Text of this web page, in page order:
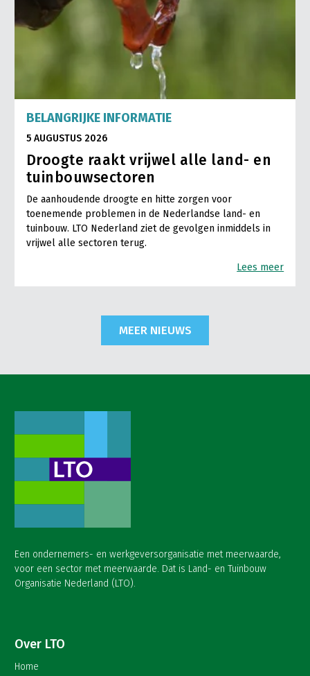
BELANGRIJKE INFORMATIE
5 AUGUSTUS 2026
Droogte raakt vrijwel alle land- en
tuinbouwsectoren
De aanhoudende droogte en hitte zorgen voor
toenemende problemen in de Nederlandse land- en
tuinbouw. LTO Nederland ziet de gevolgen inmiddels in
vrijwel alle sectoren terug.
Lees meer
MEER NIEUWS
Een ondernemers- en werkgeversorganisatie met meerwaarde,
voor een sector met meerwaarde. Dat is Land- en Tuinbouw
Organisatie Nederland (LTO).
Over LTO
Home